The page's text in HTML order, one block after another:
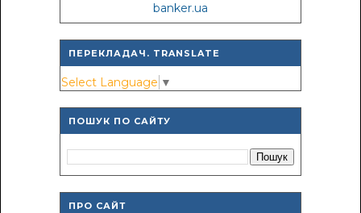
banker.ua
ПЕРЕКЛАДАЧ. TRANSLATE
Select Language ▼
ПОШУК ПО САЙТУ
ПРО САЙТ